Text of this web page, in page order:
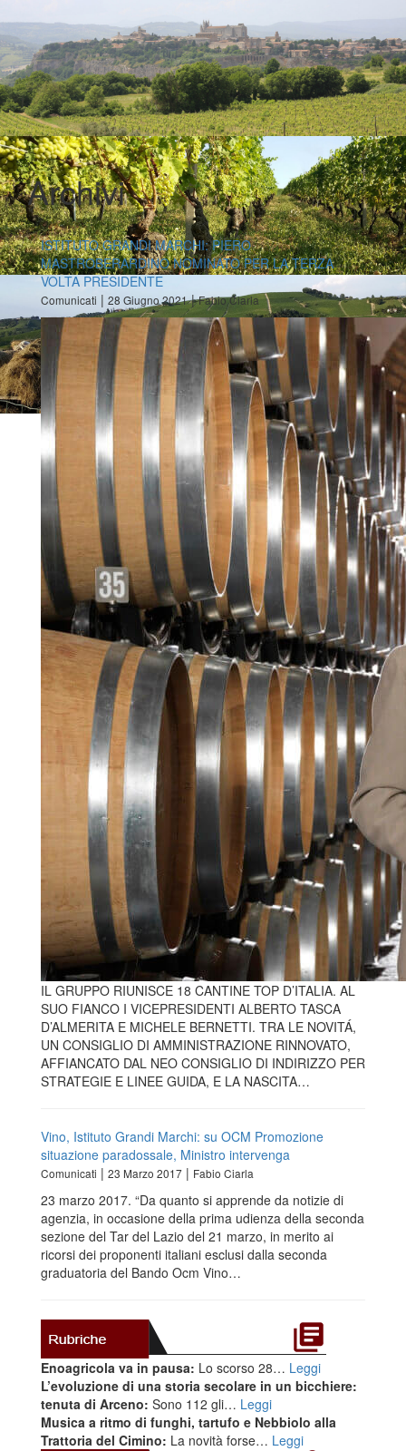
Archivi
ISTITUTO GRANDI MARCHI: PIERO
MASTROBERARDINO NOMINATO PER LA TERZA
VOLTA PRESIDENTE
Comunicati | 28 Giugno 2021|Fabio Ciarla
IL GRUPPO RIUNISCE 18 CANTINE TOP D’ITALIA. AL
SUO FIANCO I VICEPRESIDENTI ALBERTO TASCA
D’ALMERITA E MICHELE BERNETTI. TRA LE NOVITÁ,
UN CONSIGLIO DI AMMINISTRAZIONE RINNOVATO,
AFFIANCATO DAL NEO CONSIGLIO DI INDIRIZZO PER
STRATEGIE E LINEE GUIDA, E LA NASCITA…
Vino, Istituto Grandi Marchi: su OCM Promozione
situazione paradossale, Ministro intervenga
Comunicati | 23 Marzo 2017 | Fabio Ciarla
23 marzo 2017. “Da quanto si apprende da notizie di
agenzia, in occasione della prima udienza della seconda
sezione del Tar del Lazio del 21 marzo, in merito ai
ricorsi dei proponenti italiani esclusi dalla seconda
graduatoria del Bando Ocm Vino…
Enoagricola va in pausa: Lo scorso 28… Leggi
L’evoluzione di una storia secolare in un bicchiere:
tenuta di Arceno: Sono 112 gli… Leggi
Musica a ritmo di funghi, tartufo e Nebbiolo alla
Trattoria del Cimino: La novità forse… Leggi